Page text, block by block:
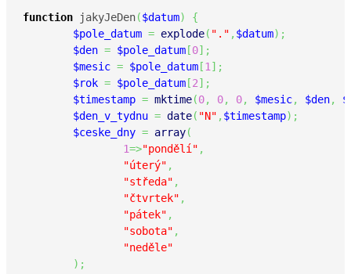
function jakyJeDen($datum)
{
$pole_datum = explode( "." , $datum) ;
$den = $pole_datum [0] ;
$mesic = $pole_datum [1 ] ;
$rok = $pole_datum [2] ;
$timestamp = mktime(0, 0, 0, $mesic, $den,
$den_v_tydnu = date( "N" , $timestamp) ;
$ceske_dny = array(
1=>"pondělí" ,
"úterý" ,
"středa" ,
"čtvrtek" ,
"pátek" ,
"sobota" ,
"neděle"
) ;